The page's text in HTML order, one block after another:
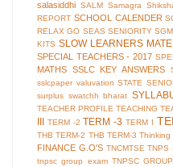
salasiddhi SALM Samagra
REPORT SCHOOL CALENDER
RELAX GO SEAS SENIORITY
KITS SLOW LEARNERS
SPECIAL TEACHERS - 2017
MATHS SSLC KEY ANSWERS
sslcpaper valuvation STATE
surplus swatchh bharat
TEACHER PROFILE TEACHING
TERM -2 TERM -3 TERM I
THB TERM-2 THB TERM-3 Thinking
FINANCE G.O'S TNCMTSE TNPS
tnpsc group exam TNPSC